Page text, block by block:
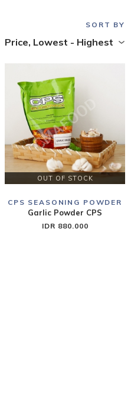
SORT BY
Price, Lowest - Highest
OUT OF STOCK
CPS SEASONING POWDER
Garlic Powder CPS
IDR 880.000